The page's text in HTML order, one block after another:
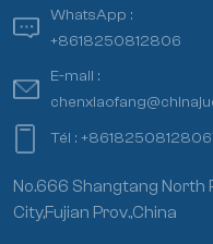
WhatsApp :
+8618250812806
E-mail :
Tél :+8618250812806
No.666 Shangtang North
City,Fujian Prov.,China